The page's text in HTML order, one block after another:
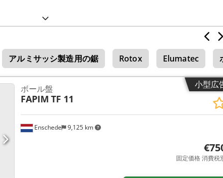
アルミサッシ製造用の鋸 Rotox Elumatec
小型広
Enschede 9,125 km
ボール盤
FAPIM TF 11
固定価格 消費税